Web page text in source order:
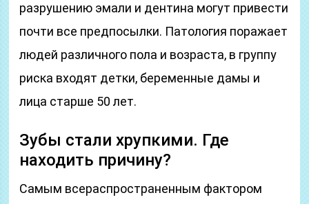
разрушению эмали и дентина могут привести
почти все предпосылки. Патология поражает
людей различного пола и возраста, в группу
риска входят детки, беременные дамы и
лица старше 50 лет.
Зубы стали хрупкими. Где
находить причину?
Самым всераспространенным фактором